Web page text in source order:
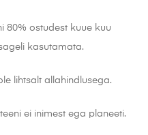
80% ostudest kuue kuu
kasutamata.
lihtsalt allahindlusega.
ei inimest ega planeeti.